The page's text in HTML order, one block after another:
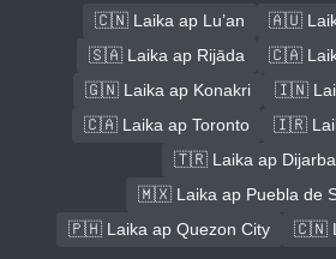
🇨🇳 Laika ap Lu’an
🇦🇺
🇸🇦 Laika ap Rijāda
🇨🇦
🇬🇳 Laika ap Konakri
🇮🇳
🇨🇦 Laika ap Toronto
🇮🇷
🇹🇷 Laika ap
🇲🇽 Laika ap Puebla de
🇵🇭 Laika ap Quezon City
🇨🇳